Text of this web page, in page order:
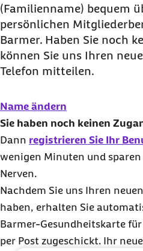
(Familienname) bequem
persönlichen
Barmer. Haben Sie noch
können Sie uns Ihren
Telefon mitteilen.
Name ändern
Sie haben noch keinen
Dann registrieren Sie Ihr
wenigen Minuten und sparen
Nerven.
Nachdem Sie uns Ihren
haben, erhalten Sie
Barmer-Gesundheitskarte
per Post zugeschickt. Ihr